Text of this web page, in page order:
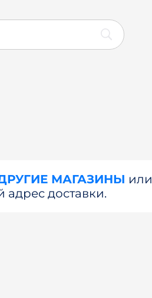
МАГАЗИНЫ или
адрес доставки.